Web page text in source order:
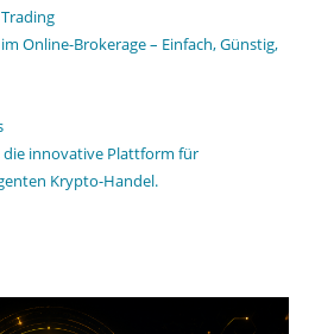
Online-Brokerage – Einfach, Günstig,
die innovative Plattform für
Krypto-Handel.